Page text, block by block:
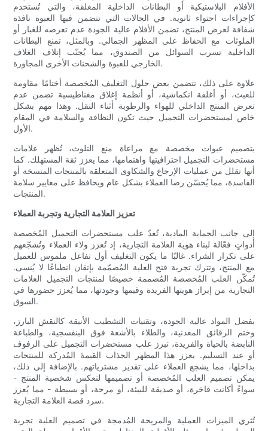
الأفلام البلاستيكية أو البطانات الداخلية المغلقة، والتي تُستخدم
كإجراءات احتواء ثانوية. في الحالات التي تتضمن فيها العبوة نافذة
شفافة لعرض المنتج، تضمن الأفلام عالية الجودة عدم تعرضه للغبار أو
الملوثات مع الحفاظ على المظهر الجمالي. وبالمثل، تمنع البطانات
الداخلية تسرب السوائل من الصندوق، مما يُجنّب إتلاف الغلاف
الخارجي للعبوة والشحنات الأخرى المجاورة.
علاوة على ذلك، تتضمن بعض حلول التغليف المُخصصة أختامًا مقاومة
للعبث، أو أغلفة انكماشية، أو أنظمة إغلاق مغناطيسية تضمن عدم
تعرض المنتج الداخلي للهواء والرطوبة أثناء النقل. وهذا مهم بشكل
خاص لمستحضرات التجميل حيث تكون النظافة والسلامة في المقام
الأول.
بتصميم عبوات مخصصة مع مراعاة منع التلوث، تُظهر علامات
مستحضرات التجميل احترافيتها واهتمامها، مما يعزز ثقة المستهلك. كما
أنها تقلل من عمليات الإرجاع والشكاوى المتعلقة بالمنتجات المتسخة أو
الفاسدة، مما يُحسّن رضا العملاء بشكل عام ويحافظ على معايير سلامة
المنتجات.
تعزيز العلامة التجارية وتجربة العملاء
إلى جانب الحماية المادية، تُعدّ علب مستحضرات التجميل المُخصصة
أدواتٍ فعّالة لبناء هوية العلامة التجارية، إذ تُعزز ولاء العملاء وتُشجّعهم
على تكرار الشراء. غالبًا ما يكون التغليف أول تفاعل ملموس للعميل
مع المنتج، وتترك تجربة فتح العلبة المُصمّمة بإتقان انطباعًا لا يُنسى.
تُمكّن العلب المُخصصة المُصممة خصيصًا لمنتجات التجميل العلامات
التجارية من إبراز هويتها الفريدة وقيمها وجودتها، مما يُعزز حضورها في
السوق.
بفضل المواد عالية الجودة، وتقنيات التشطيب الأنيقة كالنقش البارز،
وختم الرقائق المعدنية، والطلاء بالأشعة فوق البنفسجية، والطباعة
النابضة بالحياة والفريدة، تبرز علب مستحضرات التجميل على الرفوف
أو عند التسليم. يعزز هذا المظهر الجذاب القيمةَ المُدركة للمنتجات
بداخلها، مما يشجع العملاء على تقدير مشترياتهم. بالإضافة إلى ذلك،
يمكن تصميم العلب المُخصصة أو تصميمها لتعكس شخصية المنتج -
سواءً أكانت فاخرة، أو صديقة للبيئة، أو مرحة، أو بسيطة - مما يُعزز
سرد قصة العلامة التجارية.
تُثري الميزات العملية والمريحة المُدمجة في تصميم العلبة تجربة